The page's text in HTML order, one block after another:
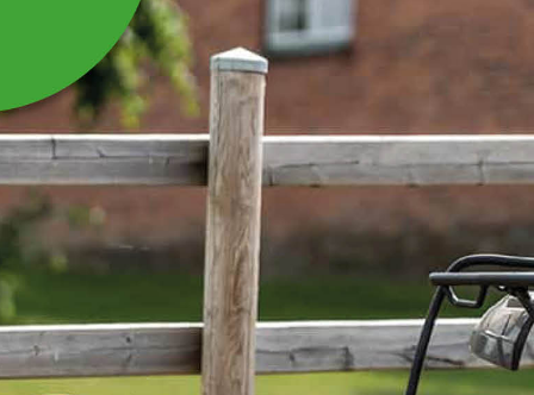
MONTERINGSBESLAG
TILL ELVATTENKOPP